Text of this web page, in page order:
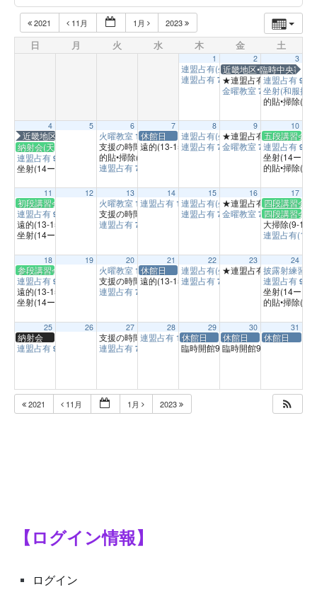
2021 11月 1月 2023
日 月 火 水 木 金 土
1
連盟占有(坐射の時間)1:00 PM
連盟占有 7:00 PM
2
近畿地区•臨時中央審査
★連盟占有(9-13)9:00
金曜教室 7:00 PM
3
連盟占有 9:00
坐射(和服推
的貼•掃除(15-
4
納射会(天台)
連盟占有 9:00 AM
坐射(14ー15)
近畿地区•臨時中央審査会
5 6
火曜教室 1:00 PM
支援の時間3:00 PM
的貼•掃除(15-
連盟占有 7:00 PM
7
休館日
遠的(13-15)1:00 PM
8
連盟占有(坐射の時間)1:00 PM
連盟占有 7:00 PM
9
★連盟占有(9-13)9:00
金曜教室 7:00 PM
10
五段講習会(
連盟占有 9:00
坐射(14ー15)
的貼•掃除(15-
11
初段講習会
連盟占有 9:00 AM
遠的(13-15)
坐射(14ー15)
12 13
火曜教室 1:00 PM
支援の時間
連盟占有 7:00 PM
14
連盟占有 1:00 PM
15
連盟占有(坐射の時間)1:00 PM
連盟占有 7:00 PM
16
★連盟占有(9-13)9:00
金曜教室 7:00 PM
17
四段講習会
四段講習会
大掃除(9-11
連盟占有(13-
18
参段講習会
連盟占有 9:00 AM
遠的(13-15)
坐射(14ー15)
19 20
火曜教室 1:00 PM
支援の時間3:00 PM
連盟占有 7:00 PM
21
休館日
遠的(13-15)1:00 PM
22
連盟占有(坐射の時間)1:00 PM
連盟占有 7:00 PM
23
★連盟占有(9-13)9:00
24
披露射練習
連盟占有 9:00
坐射(14ー15)
的貼•掃除(15-
25
納射会
連盟占有 9:00 AM
26 27
支援の時間3:00 PM
連盟占有 7:00 PM
28
連盟占有 1:00 PM
29
休館日
臨時開館9時～17時(定員25名)
30
休館日
臨時開館9時～17時(定
31
休館日
2021 11月 1月 2023
【ログイン情報】
ログイン